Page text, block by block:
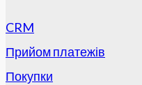
CRM
Прийом платежів
Покупки